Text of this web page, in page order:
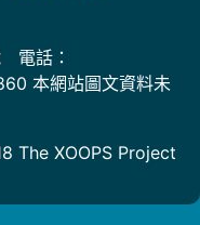
電話：
本網站圖文資料未
The XOOPS Project